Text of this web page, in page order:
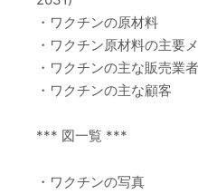
・ワクチンの原材料
・ワクチン原材料の主要
・ワクチンの主な販売業者
・ワクチンの主な顧客
*** 図一覧 ***
・ワクチンの写真